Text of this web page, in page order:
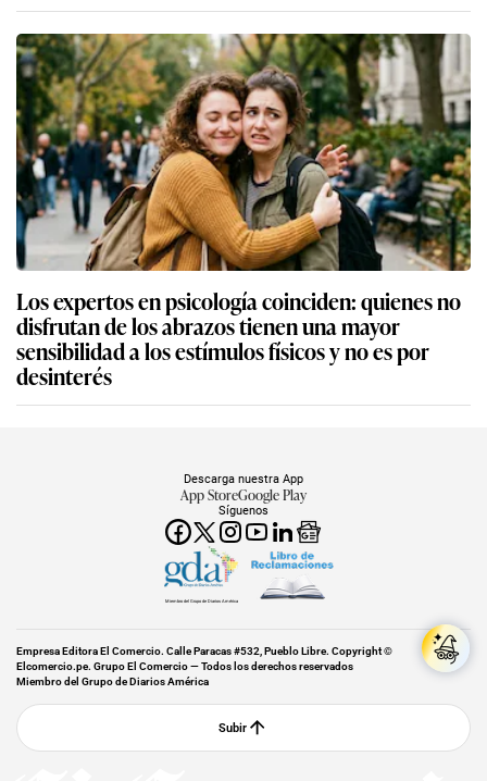
Los expertos en psicología coinciden: quienes no
disfrutan de los abrazos tienen una mayor
sensibilidad a los estímulos físicos y no es por
desinterés
Síguenos
Descarga nuestra App
App StoreGoogle Play
Miembro del Grupo de Diarios América
Empresa Editora El Comercio. Calle Paracas #532, Pueblo Libre. Copyright ©
Elcomercio.pe. Grupo El Comercio — Todos los derechos reservados
Miembro del Grupo de Diarios América
Subir